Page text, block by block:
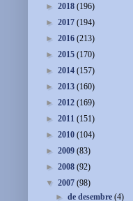
► 2018 (196)
► 2017 (194)
► 2016 (213)
► 2015 (170)
► 2014 (157)
► 2013 (160)
► 2012 (169)
► 2011 (151)
► 2010 (104)
► 2009 (83)
► 2008 (92)
▼ 2007 (98)
►de desembre(4)